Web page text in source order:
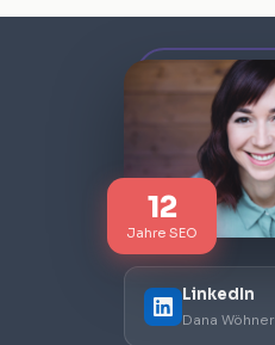
12
Jahre SEO
LinkedIn
Dana Wöhner